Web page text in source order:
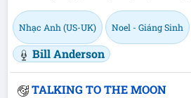
Nhạc Anh (US-UK) Noel - Giáng Sinh
Bill Anderson
TALKING TO THE MOON